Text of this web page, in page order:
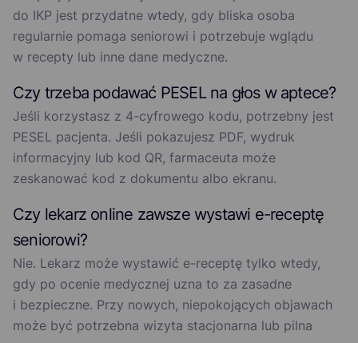
do IKP jest przydatne wtedy, gdy bliska osoba
regularnie pomaga seniorowi i potrzebuje wglądu
w recepty lub inne dane medyczne.
Czy trzeba podawać PESEL na głos w aptece?
Jeśli korzystasz z 4-cyfrowego kodu, potrzebny jest
PESEL pacjenta. Jeśli pokazujesz PDF, wydruk
informacyjny lub kod QR, farmaceuta może
zeskanować kod z dokumentu albo ekranu.
Czy lekarz online zawsze wystawi e-receptę
seniorowi?
Nie. Lekarz może wystawić e-receptę tylko wtedy,
gdy po ocenie medycznej uzna to za zasadne
i bezpieczne. Przy nowych, niepokojących objawach
może być potrzebna wizyta stacjonarna lub pilna